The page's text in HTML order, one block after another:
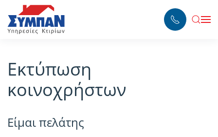
Skip to main content
Εκτύπωση
κοινοχρήστων
Είμαι πελάτης